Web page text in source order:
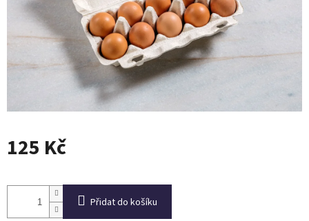
125 Kč
cena:
Přidat do košíku